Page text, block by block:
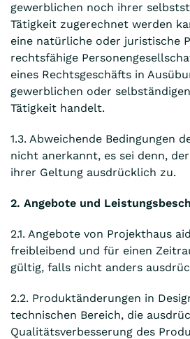
gewerblichen noch ihrer
Tätigkeit zugerechnet werden
eine natürliche oder juristische
rechtsfähige
eines Rechtsgeschäfts in
gewerblichen oder
Tätigkeit handelt.
1.3. Abweichende Bedingungen
nicht anerkannt, es sei denn,
ihrer Geltung ausdrücklich zu.
2. Angebote und
2.1. Angebote von Projekthaus
freibleibend und für einen
gültig, falls nicht anders
2.2. Produktänderungen in
technischen Bereich, die
Qualitätsverbesserung des